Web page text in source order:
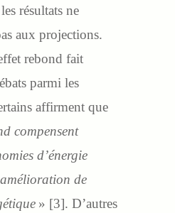
résultats ne
aux projections.
rebond fait
parmi les
affirment que
compensent
d’énergie
de
» [3]. D’autres